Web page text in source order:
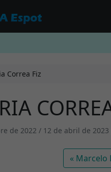
Correa Fiz
de 2022 / 12 de abril de 2023
Marcelo